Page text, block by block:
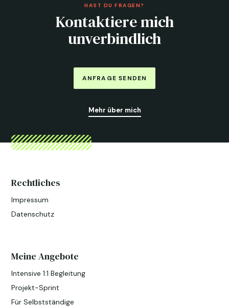
HAST DU FRAGEN?
Kontaktiere mich
unverbindlich
ANFRAGE SENDEN
Mehr über mich
Rechtliches
Impressum
Datenschutz
Meine Angebote
Intensive 1:1 Begleitung
Projekt-Sprint
Für Selbstständige